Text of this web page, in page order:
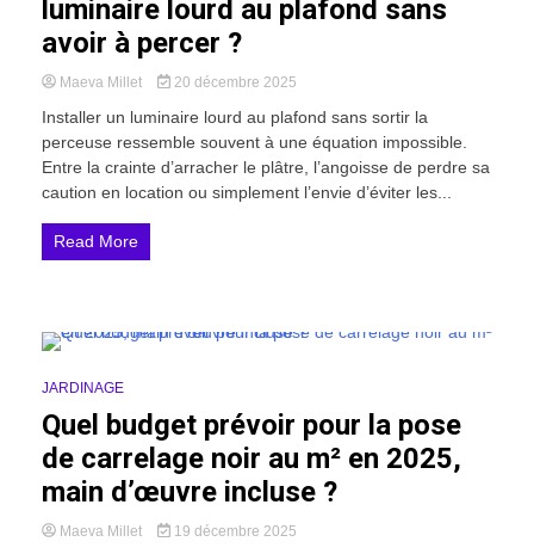
luminaire lourd au plafond sans
avoir à percer ?
Maeva Millet 20 décembre 2025
Installer un luminaire lourd au plafond sans sortir la
perceuse ressemble souvent à une équation impossible.
Entre la crainte d’arracher le plâtre, l’angoisse de perdre sa
caution en location ou simplement l’envie d’éviter les...
Read More
JARDINAGE
Quel budget prévoir pour la pose
de carrelage noir au m² en 2025,
main d’œuvre incluse ?
Maeva Millet 19 décembre 2025